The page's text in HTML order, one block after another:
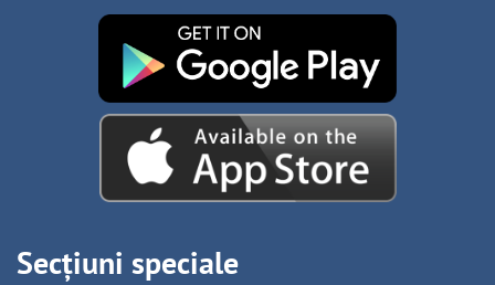
Secțiuni speciale